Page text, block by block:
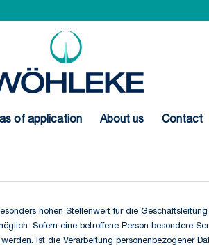
of application About us Contact
hohen Stellenwert für die
Sofern eine betroffene Person besondere
Ist die Verarbeitung personenbezogener